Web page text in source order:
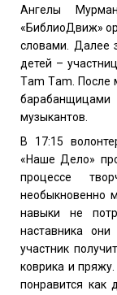
Ангелы
«БиблиоДвиж»
словами. Далее
детей –
Tаm Tаm. После
музыкантов.
В 17:15
«Наше Дело»
процессе
необыкновенно
навыки не
наставника
участник
коврика и
понравится как